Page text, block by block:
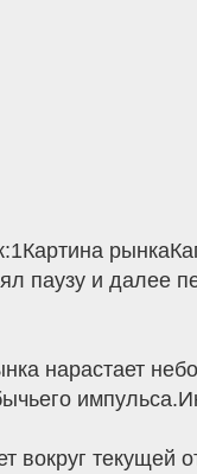
паузу и далее
нарастает
вокруг текущей